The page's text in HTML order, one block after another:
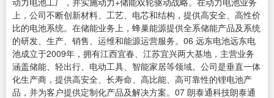
上，公司不断创新材料、工艺、电芯和结构，提供高安全、高性价
比的电池系统。在储能业务上，蜂巢能源提供全系储能产品及系统
的研发、生产、销售、运维和能源运营服务。06 远东电池远东电
池成立于2009年，拥有江西宜春、江苏宜兴两大基地，主营业务
涵盖储能、轻出行、电动工具、智能家居等领域。公司是垂直一体
化生产商，提供高安全、长寿命、高比能、高可靠性的锂电池产
品，并为客户提供定制化产品及解决方案。07 朗泰通科技朗泰通